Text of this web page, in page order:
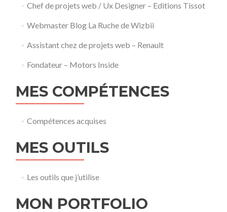
Chef de projets web / Ux Designer – Editions Tissot
Webmaster Blog La Ruche de Wizbii
Assistant chez de projets web – Renault
Fondateur – Motors Inside
MES COMPÉTENCES
Compétences acquises
MES OUTILS
Les outils que j’utilise
MON PORTFOLIO